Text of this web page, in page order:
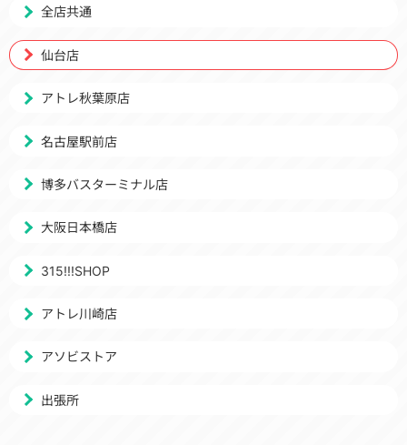
全店共通
仙台店
アトレ秋葉原店
名古屋駅前店
博多バスターミナル店
大阪日本橋店
315!!!SHOP
アトレ川崎店
アソビストア
出張所